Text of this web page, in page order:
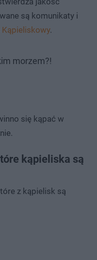
są komunikaty i
Kąpieliskowy.
morzem?!
się kąpać w
kąpieliska są
z kąpielisk są